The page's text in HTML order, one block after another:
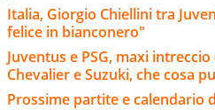
Italia, Giorgio Chiellini tra
felice in bianconero"
Juventus e PSG, maxi
Chevalier e Suzuki, che cosa
Prossime partite e calendario